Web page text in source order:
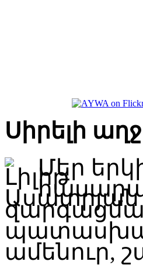
Սիրելի
Մեր
ամենուր,